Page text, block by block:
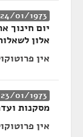
24/01/1973
יום חינוך
אלון
אין
23/01/1973
מסקנות
אין